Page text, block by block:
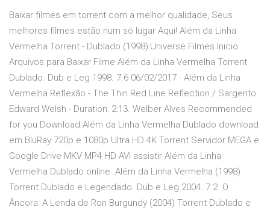
Baixar filmes em torrent com a melhor qualidade, Seus
melhores filmes estão num só lugar Aqui! Além da Linha
Vermelha Torrent - Dublado (1998):Universe Filmes Inicio
Arquivos para Baixar Filme Além da Linha Vermelha Torrent
Dublado. Dub e Leg 1998. 7.6 06/02/2017 · Além da Linha
Vermelha Reflexão - The Thin Red Line Reflection / Sargento
Edward Welsh - Duration: 2:13. Welber Alves Recommended
for you Download Além da Linha Vermelha Dublado download
em BluRay 720p e 1080p Ultra HD 4K Torrent Servidor MEGA e
Google Drive MKV MP4 HD AVI assistir Além da Linha
Vermelha Dublado online. Além da Linha Vermelha (1998)
Torrent Dublado e Legendado. Dub e Leg 2004. 7.2. O
Âncora: A Lenda de Ron Burgundy (2004) Torrent Dublado e